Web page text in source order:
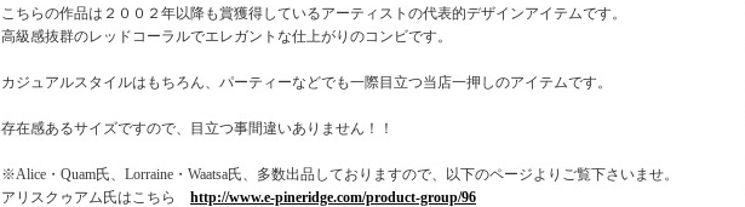
こちらの作品は２００２年以降も賞獲得しているアーティストの代表的デザインアイテムです。
高級感抜群のレッドコーラルでエレガントな仕上がりのコンビです。
カジュアルスタイルはもちろん、パーティーなどでも一際目立つ当店一押しのアイテムです。
存在感あるサイズですので、目立つ事間違いありません！！
※Alice・Quam氏、Lorraine・Waatsa氏、多数出品しておりますので、以下のページよりご覧下さいませ。
アリスクゥアム氏はこちら http://www.e-pineridge.com/product-group/96